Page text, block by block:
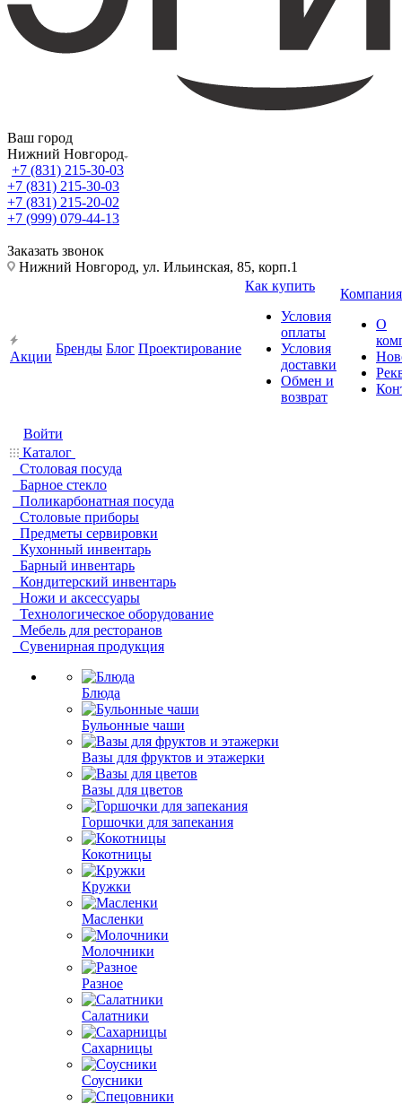
Ваш город
Нижний Новгород
+7 (831) 215-30-03
+7 (831) 215-30-03
+7 (831) 215-20-02
+7 (999) 079-44-13
Заказать звонок
Нижний Новгород, ул. Ильинская, 85, корп.1
Акции
Бренды Блог Проектирование
Как купить
Условия
оплаты
Условия
доставки
Обмен и
возврат
Компания
О
Войти
Каталог
Столовая посуда
Барное стекло
Поликарбонатная посуда
Столовые приборы
Предметы сервировки
Кухонный инвентарь
Барный инвентарь
Кондитерский инвентарь
Ножи и аксессуары
Технологическое оборудование
Мебель для ресторанов
Сувенирная продукция
Блюда
Бульонные чаши
Вазы для фруктов и этажерки
Вазы для цветов
Горшочки для запекания
Кокотницы
Кружки
Масленки
Молочники
Разное
Салатники
Сахарницы
Соусники